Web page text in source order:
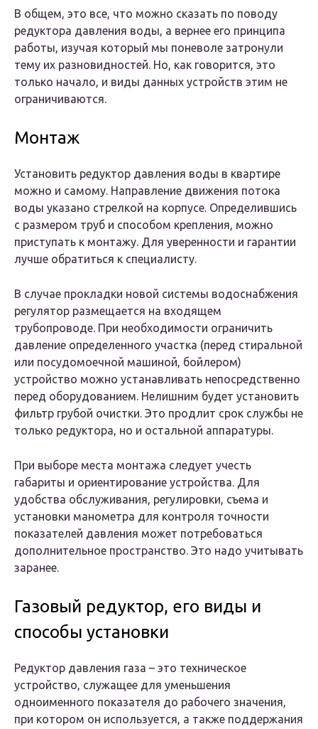
В общем, это все, что можно сказать по поводу
редуктора давления воды, а вернее его принципа
работы, изучая который мы поневоле затронули
тему их разновидностей. Но, как говорится, это
только начало, и виды данных устройств этим не
ограничиваются.
Монтаж
Установить редуктор давления воды в квартире
можно и самому. Направление движения потока
воды указано стрелкой на корпусе. Определившись
с размером труб и способом крепления, можно
приступать к монтажу. Для уверенности и гарантии
лучше обратиться к специалисту.
В случае прокладки новой системы водоснабжения
регулятор размещается на входящем
трубопроводе. При необходимости ограничить
давление определенного участка (перед стиральной
или посудомоечной машиной, бойлером)
устройство можно устанавливать непосредственно
перед оборудованием. Нелишним будет установить
фильтр грубой очистки. Это продлит срок службы не
только редуктора, но и остальной аппаратуры.
При выборе места монтажа следует учесть
габариты и ориентирование устройства. Для
удобства обслуживания, регулировки, съема и
установки манометра для контроля точности
показателей давления может потребоваться
дополнительное пространство. Это надо учитывать
заранее.
Газовый редуктор, его виды и
способы установки
Редуктор давления газа – это техническое
устройство, служащее для уменьшения
одноименного показателя до рабочего значения,
при котором он используется, а также поддержания